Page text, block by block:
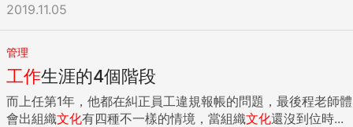
2019.11.05
管理
工作生涯的4個階段
而上任第1年，他都在糾正員工違規報帳的問題，最後程老師體
會出組織文化有四種不一樣的情境，當組織文化還沒到位時...